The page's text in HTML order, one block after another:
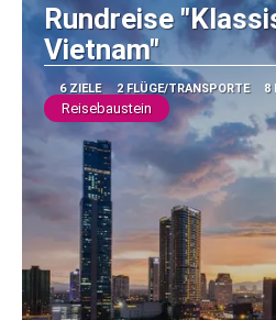
Rundreise
Vietnam"
6 ZIELE 2 FLÜGE/TRANSPORTE 8
Reisebaustein